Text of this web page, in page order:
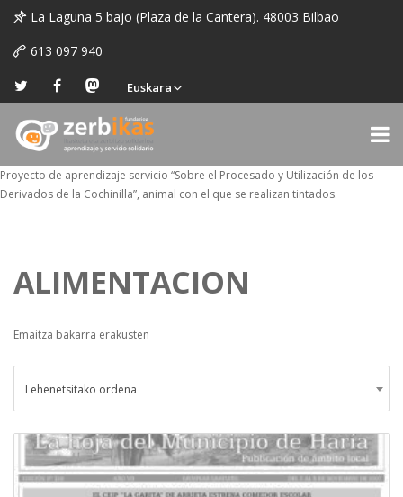
La Laguna 5 bajo (Plaza de la Cantera). 48003 Bilbao
613 097 940
Euskara
Proyecto de aprendizaje servicio “Sobre el Procesado y Utilización de los
Derivados de la Cochinilla”, animal con el que se realizan tintados.
ALIMENTACION
Emaitza bakarra erakusten
Lehenetsitako ordena